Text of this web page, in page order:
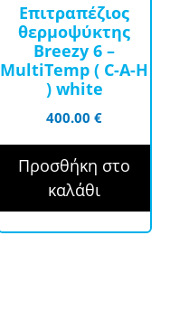
Επιτραπέζιος
θερμοψύκτης
Breezy 6 –
MultiTemp ( C-A-H
) white
400.00€
Προσθήκη στο
καλάθι